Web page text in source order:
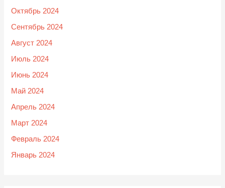
Октябрь 2024
Сентябрь 2024
Август 2024
Июль 2024
Июнь 2024
Май 2024
Апрель 2024
Март 2024
Февраль 2024
Январь 2024